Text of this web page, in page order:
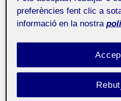
por la cual conté con la
desde el comienzo del
debía estar orientado a sus
tuvo en cuenta que eltarget
segmenta en tres partes -
que los objetivos,
cada uno son diferentes.
Para llevar a cabo esta
preferències fent clic a
informació en la nostra